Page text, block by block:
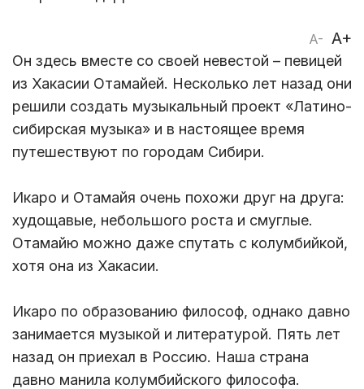
A- A+
Он здесь вместе со своей невестой – певицей
из Хакасии Отамайей. Несколько лет назад они
решили создать музыкальный проект «Латино-
сибирская музыка» и в настоящее время
путешествуют по городам Сибири.
Икаро и Отамайя очень похожи друг на друга:
худощавые, небольшого роста и смуглые.
Отамайю можно даже спутать с колумбийкой,
хотя она из Хакасии.
Икаро по образованию философ, однако давно
занимается музыкой и литературой. Пять лет
назад он приехал в Россию. Наша страна
давно манила колумбийского философа.